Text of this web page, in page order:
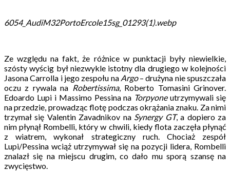
6054_AudiM32PortoErcole15sg_01293(1).webp
Ze względu na fakt, że różnice w punktacji były niewielkie,
szósty wyścig był niezwykle istotny dla drugiego w kolejności
Jasona Carrolla i jego zespołu na Argo– drużyna nie spuszczała
oczu z rywala na Robertissima, Roberto Tomasini Grinover.
Edoardo Lupi i Massimo Pessina na Torpyoneutrzymywali się
na przedzie, prowadząc flotę podczas okrążania znaku. Za nimi
trzymał się Valentin Zavadnikov na Synergy GT, a dopiero za
nim płynął Rombelli, który w chwili, kiedy flota zaczęła płynąć
z wiatrem, wykonał strategiczny ruch. Chociaż zespół
Lupi/Pessina wciąż utrzymywał się na pozycji lidera, Rombelli
znalazł się na miejscu drugim, co dało mu sporą szansę na
zwycięstwo.